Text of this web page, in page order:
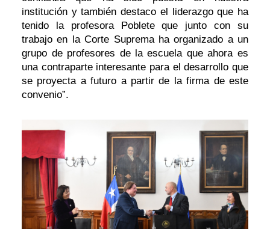
institución y también destaco el liderazgo que ha
tenido la profesora Poblete que junto con su
trabajo en la Corte Suprema ha organizado a un
grupo de profesores de la escuela que ahora es
una contraparte interesante para el desarrollo que
se proyecta a futuro a partir de la firma de este
convenio”.